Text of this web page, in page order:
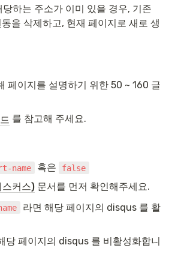
하는 주소가 이미 있을 경우, 기존
을 삭제하고, 현재 페이지로 새로 생
페이지를 설명하기 위한 50 ~ 160 글
를 참고해 주세요.
name 혹은 false
커스) 문서를 먼저 확인해주세요.
라면 해당 페이지의 disqus 를 활
당 페이지의 disqus 를 비활성화합니